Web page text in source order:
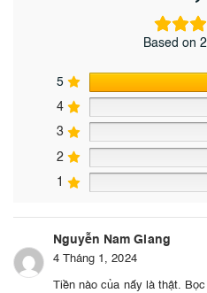
Based on
5
4
3
2
1
Nguyễn Nam Giang
4 Tháng 1, 2024
Tiền nào của nấy là thật.